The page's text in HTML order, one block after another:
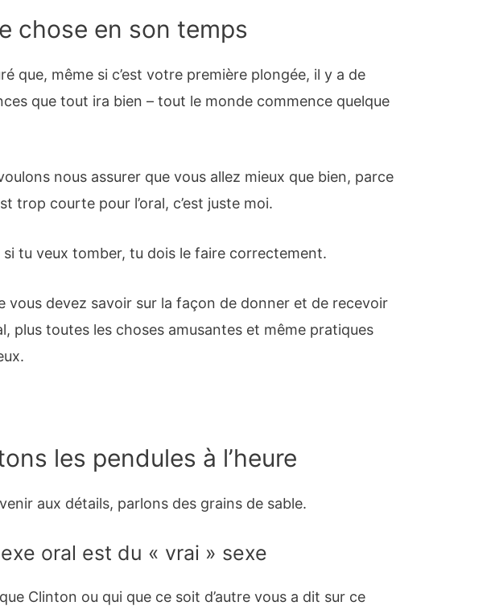
chose en son temps
que, même si c’est votre première plongée, il y a de
que tout ira bien – tout le monde commence quelque
nous assurer que vous allez mieux que bien, parce
trop courte pour l’oral, c’est juste moi.
tu veux tomber, tu dois le faire correctement.
vous devez savoir sur la façon de donner et de recevoir
plus toutes les choses amusantes et même pratiques
les pendules à l’heure
aux détails, parlons des grains de sable.
oral est du « vrai » sexe
Clinton ou qui que ce soit d’autre vous a dit sur ce